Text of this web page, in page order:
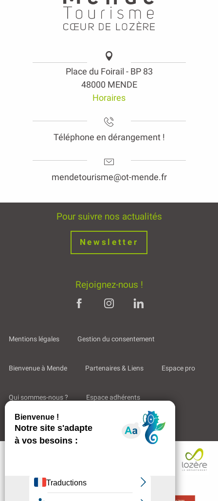
Description
Place du Foirail - BP 83
48000 MENDE
Horaires
Téléphone en dérangement !
mendetourisme@ot-mende.fr
Pour suivre nos actualités
Newsletter
Rejoignez-nous !
Mentions légales Gestion du consentement
Bienvenue à Mende Partenaires & Liens Espace pro
Qui sommes-nous ? Espace adhérents
Aides & Accompagnements